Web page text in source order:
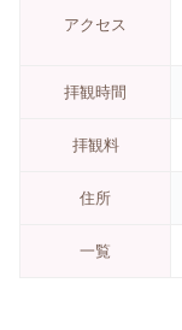
アクセス
拝観時間
拝観料
住所
一覧